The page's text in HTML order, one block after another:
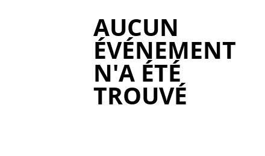
AUCUN
ÉVÉNEMENT
N'A ÉTÉ
TROUVÉ